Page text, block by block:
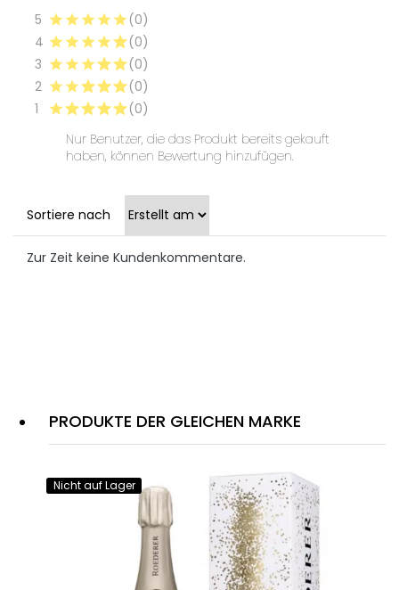
PRODUKTE DER GLEICHEN MARKE
Nicht auf Lager
5
(0)
4
(0)
3
(0)
2
(0)
1
(0)
Nur Benutzer, die das Produkt bereits gekauft
haben, können Bewertung hinzufügen.
Sortiere nach
Zur Zeit keine Kundenkommentare.